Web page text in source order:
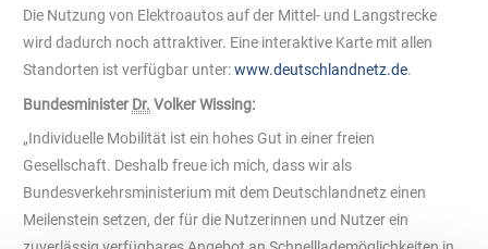
Die Nutzung von Elektroautos auf der Mittel- und Langstrecke
wird dadurch noch attraktiver. Eine interaktive Karte mit allen
Standorten ist verfügbar unter:www.deutschlandnetz.de.
Bundesminister Dr. Volker Wissing:
„Individuelle Mobilität ist ein hohes Gut in einer freien
Gesellschaft. Deshalb freue ich mich, dass wir als
Bundesverkehrsministerium mit dem Deutschlandnetz einen
Meilenstein setzen, der für die Nutzerinnen und Nutzer ein